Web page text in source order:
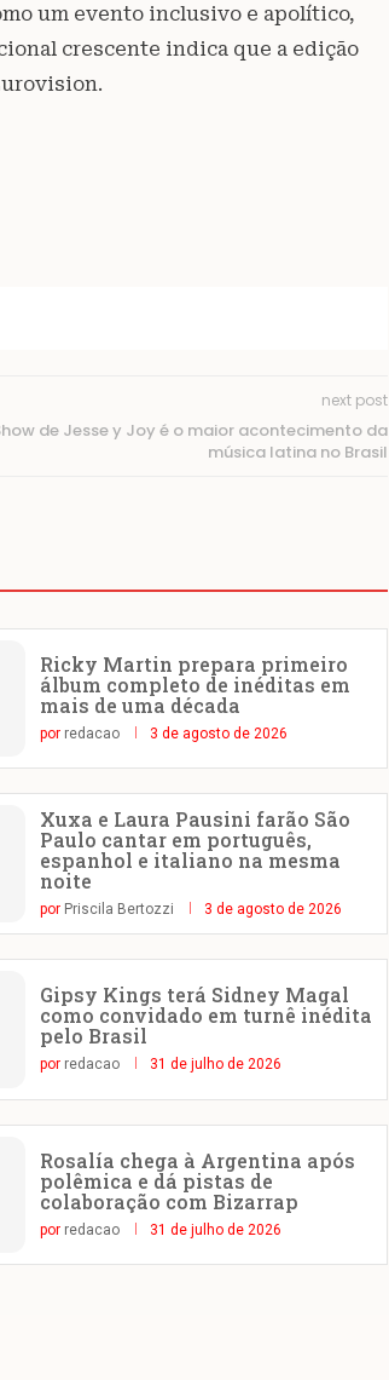
um evento inclusivo e apolítico,
crescente indica que a edição
next post
de Jesse y Joy é o maior acontecimento da
música latina no Brasil
Ricky Martin prepara primeiro
álbum completo de inéditas em
mais de uma década
por redacao 3 de agosto de 2026
Xuxa e Laura Pausini farão São
Paulo cantar em português,
espanhol e italiano na mesma
noite
por Priscila Bertozzi 3 de agosto de 2026
Gipsy Kings terá Sidney Magal
como convidado em turnê inédita
pelo Brasil
por redacao 31 de julho de 2026
Rosalía chega à Argentina após
polêmica e dá pistas de
colaboração com Bizarrap
por redacao 31 de julho de 2026